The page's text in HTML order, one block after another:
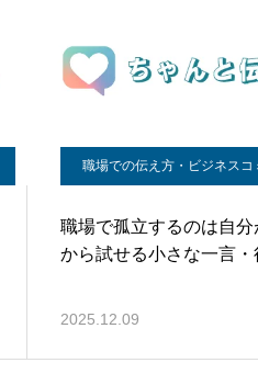
職場での伝え方・ビジネスコ
職場で孤立するのは自分
から試せる小さな一言・
2025.12.09